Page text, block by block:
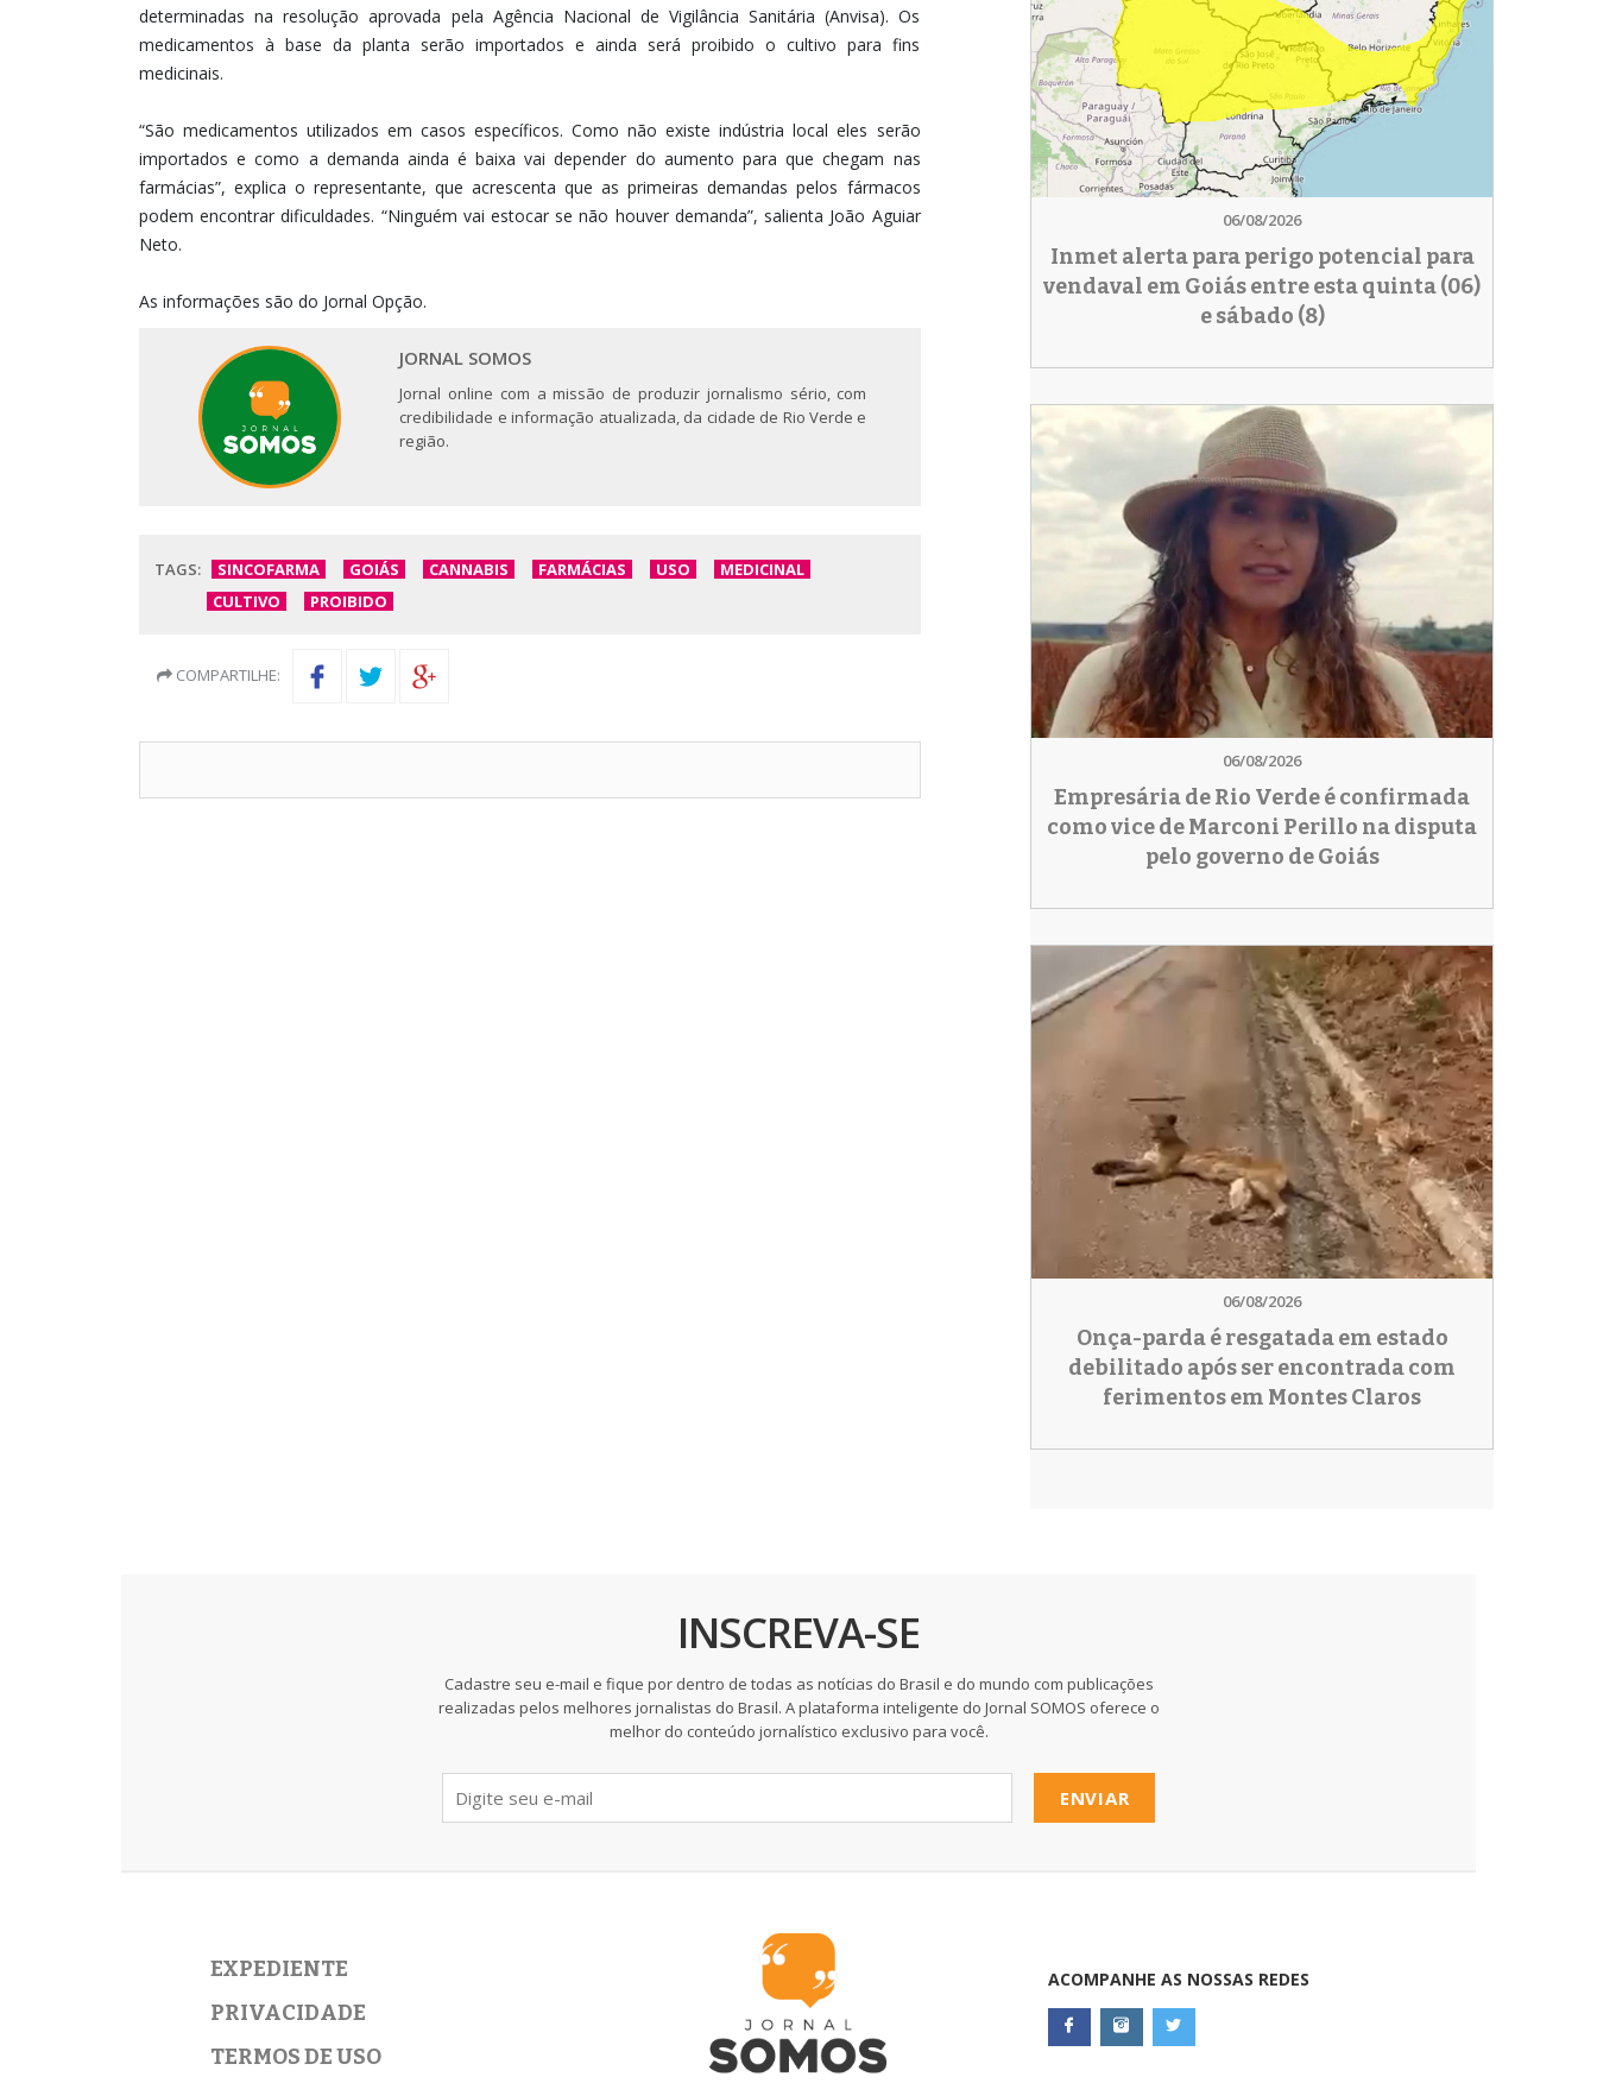
determinadas na resolução aprovada pela Agência Nacional de Vigilância Sanitária (Anvisa). Os
medicamentos à base da planta serão importados e ainda será proibido o cultivo para fins
medicinais.
“São medicamentos utilizados em casos específicos. Como não existe indústria local eles serão
importados e como a demanda ainda é baixa vai depender do aumento para que chegam nas
farmácias”, explica o representante, que acrescenta que as primeiras demandas pelos fármacos
podem encontrar dificuldades. “Ninguém vai estocar se não houver demanda”, salienta João Aguiar
Neto.
As informações são do Jornal Opção.
JORNAL SOMOS
Jornal online com a missão de produzir jornalismo sério, com
credibilidade e informação atualizada, da cidade de Rio Verde e
região.
TAGS: SINCOFARMA GOIÁS CANNABIS FARMÁCIAS USO
MEDICINAL
CULTIVO
PROIBIDO
COMPARTILHE:
06/08/2026
Inmet alerta para perigo potencial para
vendaval em Goiás entre esta quinta (06)
e sábado (8)
06/08/2026
Empresária de Rio Verde é confirmada
como vice de Marconi Perillo na disputa
pelo governo de Goiás
06/08/2026
Onça-parda é resgatada em estado
debilitado após ser encontrada com
ferimentos em Montes Claros
INSCREVA-SE
Cadastre seu e-mail e fique por dentro de todas as notícias do Brasil e do mundo com publicações
realizadas pelos melhores jornalistas do Brasil. A plataforma inteligente do Jornal SOMOS oferece o
melhor do conteúdo jornalístico exclusivo para você.
ENVIAR
EXPEDIENTE
PRIVACIDADE
TERMOS DE USO
ACOMPANHE AS NOSSAS REDES